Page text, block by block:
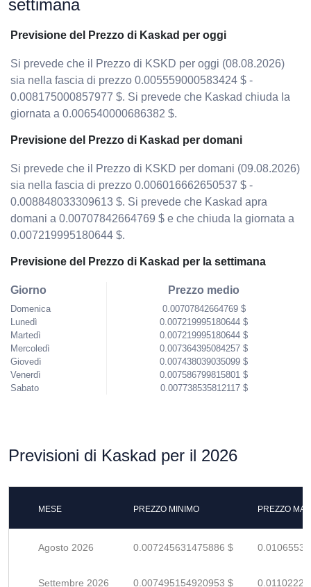
settimana
Previsione del Prezzo di Kaskad per oggi
Si prevede che il Prezzo di KSKD per oggi (08.08.2026)
sia nella fascia di prezzo 0.005559000583424 $ -
0.008175000857977 $. Si prevede che Kaskad chiuda la
giornata a 0.006540000686382 $.
Previsione del Prezzo di Kaskad per domani
Si prevede che il Prezzo di KSKD per domani (09.08.2026)
sia nella fascia di prezzo 0.006016662650537 $ -
0.008848033309613 $. Si prevede che Kaskad apra
domani a 0.00707842664769 $ e che chiuda la giornata a
0.007219995180644 $.
Previsione del Prezzo di Kaskad per la settimana
Giorno
Domenica
Lunedì
Martedì
Mercoledì
Giovedì
Venerdì
Sabato
Prezzo medio
0.00707842664769 $
0.007219995180644 $
0.007219995180644 $
0.007364395084257 $
0.007438039035099 $
0.007586799815801 $
0.007738535812117 $
Previsioni di Kaskad per il 2026
MESE PREZZO MINIMO PREZZO
Agosto 2026 0.007245631475886 $
Settembre 2026 0.007495154920953 $